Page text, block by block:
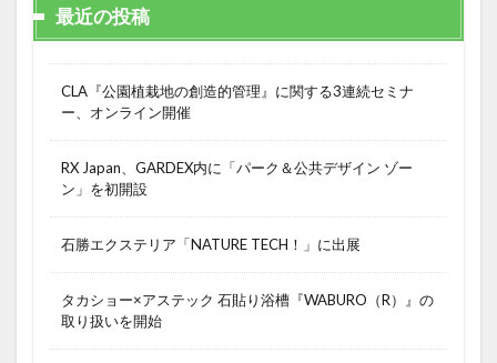
最近の投稿
CLA『公園植栽地の創造的管理』に関する3連続セミナ
ー、オンライン開催
RX Japan、GARDEX内に「パーク＆公共デザイン ゾー
ン」を初開設
石勝エクステリア「NATURE TECH！」に出展
タカショー×アステック 石貼り浴槽『WABURO（R）』の
取り扱いを開始